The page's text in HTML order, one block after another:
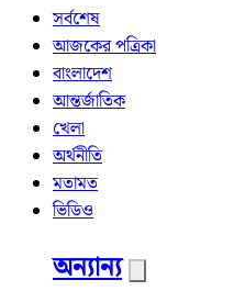
সর্বশেষ
আজকের পত্রিকা
বাংলাদেশ
আন্তর্জাতিক
খেলা
অর্থনীতি
মতামত
ভিডিও
অন্যান্য